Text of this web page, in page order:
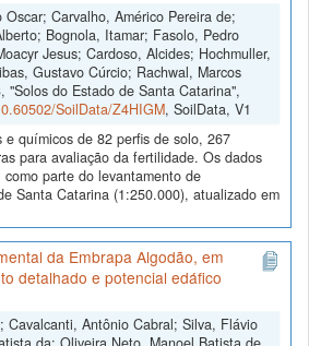
Oscar; Carvalho, Américo Pereira de;
Bognola, Itamar; Fasolo, Pedro
Jesus; Cardoso, Alcides; Hochmuller,
Gustavo Cúrcio; Rachwal, Marcos
"Solos do Estado de Santa Catarina",
SoilData/Z4HIGM, SoilData, V1
e químicos de 82 perfis de solo, 267
para avaliação da fertilidade. Os dados
parte do levantamento de
Santa Catarina (1:250.000), atualizado em
da Embrapa Algodão, em
detalhado e potencial edáfico
Cavalcanti, Antônio Cabral; Silva, Flávio